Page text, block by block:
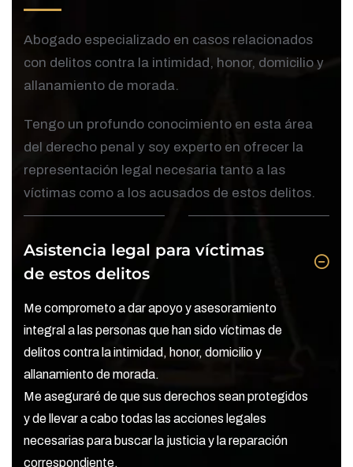
Abogado especializado en casos relacionados
con delitos contra la intimidad, honor, domicilio y
allanamiento de morada.
Tengo un profundo conocimiento en esta área
del derecho penal y soy experto en ofrecer la
representación legal necesaria tanto a las
víctimas como a los acusados de estos delitos.
Asistencia legal para víctimas
de estos delitos
Me comprometo a dar apoyo y asesoramiento
integral a las personas que han sido víctimas de
delitos contra la intimidad, honor, domicilio y
allanamiento de morada.
Me aseguraré de que sus derechos sean protegidos
y de llevar a cabo todas las acciones legales
necesarias para buscar la justicia y la reparación
correspondiente.